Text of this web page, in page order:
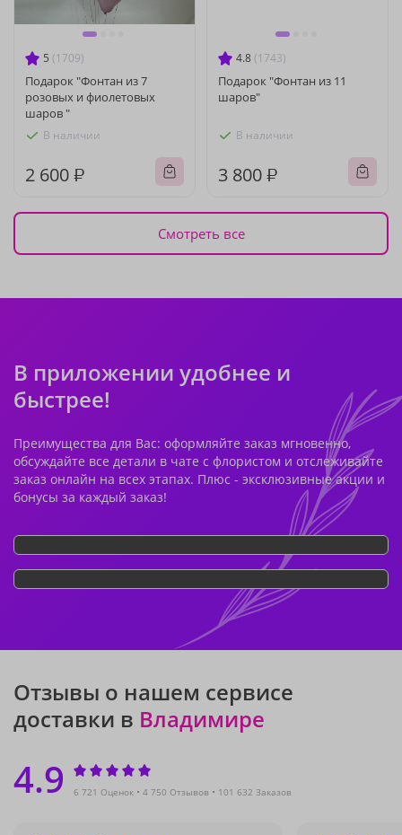
5 (1709)
Подарок "Фонтан из 7
розовых и фиолетовых
шаров "
В наличии
2 600 ₽
4.8 (1743)
Подарок "Фонтан из 11
шаров"
В наличии
3 800 ₽
Смотреть все
В приложении удобнее и
быстрее!
Преимущества для Вас: оформляйте заказ мгновенно,
обсуждайте все детали в чате с флористом и отслеживайте
заказ онлайн на всех этапах. Плюс - эксклюзивные акции и
бонусы за каждый заказ!
Отзывы о нашем сервисе
доставки в Владимире
4.9 6 721 Оценок 4 750 Отзывов 101 632 Заказов